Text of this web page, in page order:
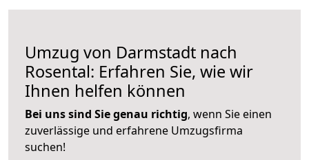
Umzug von Darmstadt nach
Rosental: Erfahren Sie, wie wir
Ihnen helfen können
Bei uns sind Sie genau richtig, wenn Sie einen
zuverlässige und erfahrene Umzugsfirma
suchen!